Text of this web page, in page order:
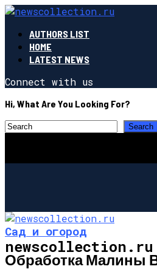
AUTHORS LIST
HOME
LATEST NEWS
Connect with us
Hi, What Are You Looking For?
newscollection.ru
Сад и огород
Обработка Малины